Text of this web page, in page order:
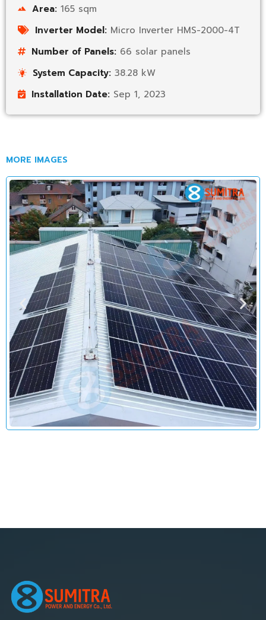
Area: 165 sqm
Inverter Model: Micro Inverter HMS-2000-4T
Number of Panels: 66 solar panels
System Capacity: 38.28 kW
Installation Date: Sep 1, 2023
MORE IMAGES